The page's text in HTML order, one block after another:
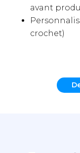
avant
crochet)